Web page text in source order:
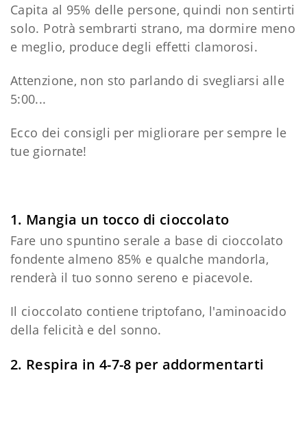
Capita al 95% delle persone, quindi non sentirti
solo. Potrà sembrarti strano, ma dormire meno
e meglio, produce degli effetti clamorosi.
Attenzione, non sto parlando di svegliarsi alle
5:00...
Ecco dei consigli per migliorare per sempre le
tue giornate!
1. Mangia un tocco di cioccolato
Fare uno spuntino serale a base di cioccolato
fondente almeno 85% e qualche mandorla,
renderà il tuo sonno sereno e piacevole.
Il cioccolato contiene triptofano, l'aminoacido
della felicità e del sonno.
2. Respira in 4-7-8 per addormentarti